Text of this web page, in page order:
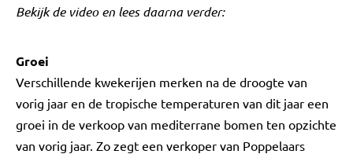
Bekijk de video en lees daarna verder:
Groei
Verschillende kwekerijen merken na de droogte van
vorig jaar en de tropische temperaturen van dit jaar een
groei in de verkoop van mediterrane bomen ten opzichte
van vorig jaar. Zo zegt een verkoper van Poppelaars